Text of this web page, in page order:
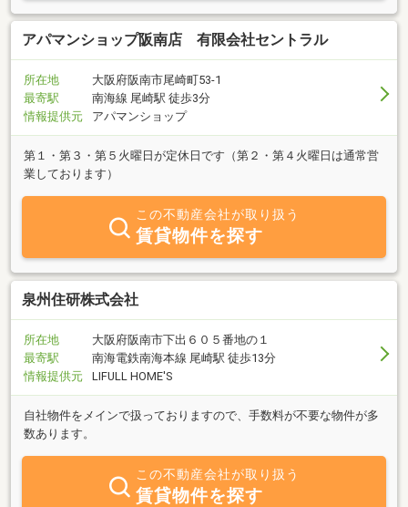
アパマンショップ阪南店 有限会社セントラル
所在地
大阪府阪南市尾崎町53-1
最寄駅
南海線 尾崎駅 徒歩3分
情報提供元
アパマンショップ
第１・第３・第５火曜日が定休日です（第２・第４火曜日は通常営
業しております）
この不動産会社が取り扱う
賃貸物件を探す
泉州住研株式会社
所在地
大阪府阪南市下出６０５番地の１
最寄駅
南海電鉄南海本線 尾崎駅 徒歩13分
情報提供元
LIFULL HOME'S
自社物件をメインで扱っておりますので、手数料が不要な物件が多
数あります。
この不動産会社が取り扱う
賃貸物件を探す